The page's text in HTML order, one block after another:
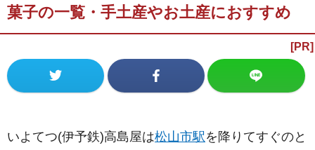
菓子の一覧・手土産やお土産におすすめ
いよてつ(伊予鉄)高島屋は松山市駅を降りてすぐのと